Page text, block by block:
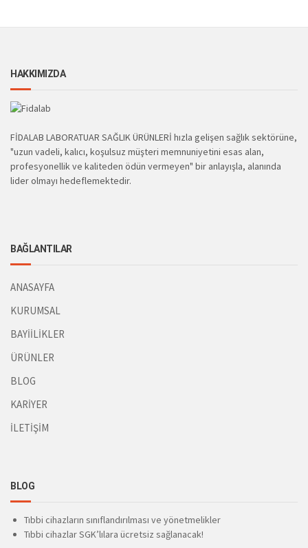
HAKKIMIZDA
FİDALAB LABORATUAR SAĞLIK ÜRÜNLERİ hızla gelişen sağlık sektörüne,
"uzun vadeli, kalıcı, koşulsuz müşteri memnuniyetini esas alan,
profesyonellik ve kaliteden ödün vermeyen" bir anlayışla, alanında
lider olmayı hedeflemektedir.
BAĞLANTILAR
ANASAYFA
KURUMSAL
BAYİİLİKLER
ÜRÜNLER
BLOG
KARİYER
İLETİŞİM
BLOG
Tıbbi cihazların sınıflandırılması ve yönetmelikler
Tıbbi cihazlar SGK’lılara ücretsiz sağlanacak!